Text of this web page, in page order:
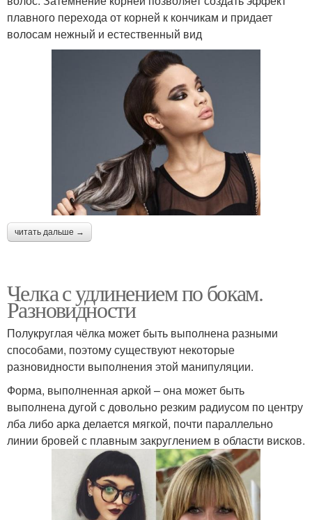
плавного перехода от корней к кончикам и придает
волосам нежный и естественный вид
читать дальше →
Челка с удлинением по бокам.
Разновидности
Полукруглая чёлка может быть выполнена разными
способами, поэтому существуют некоторые
разновидности выполнения этой манипуляции.
Форма, выполненная аркой – она может быть
выполнена дугой с довольно резким радиусом по центру
лба либо арка делается мягкой, почти параллельно
линии бровей с плавным закруглением в области висков.